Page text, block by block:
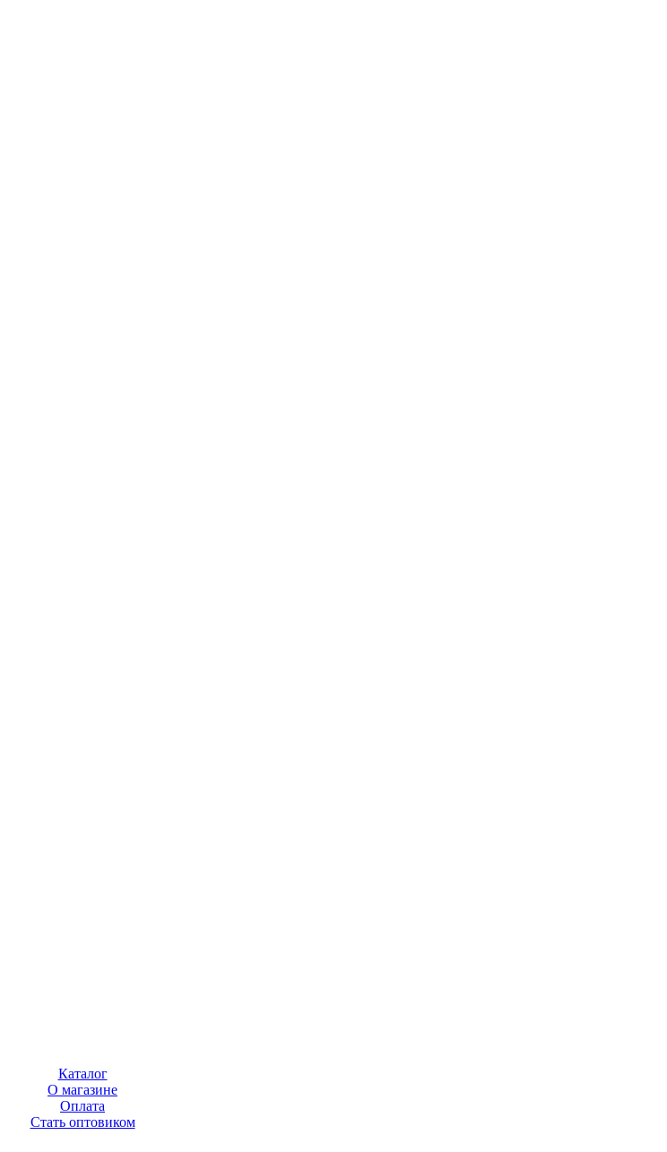
Каталог
О магазине
Оплата
Стать оптовиком